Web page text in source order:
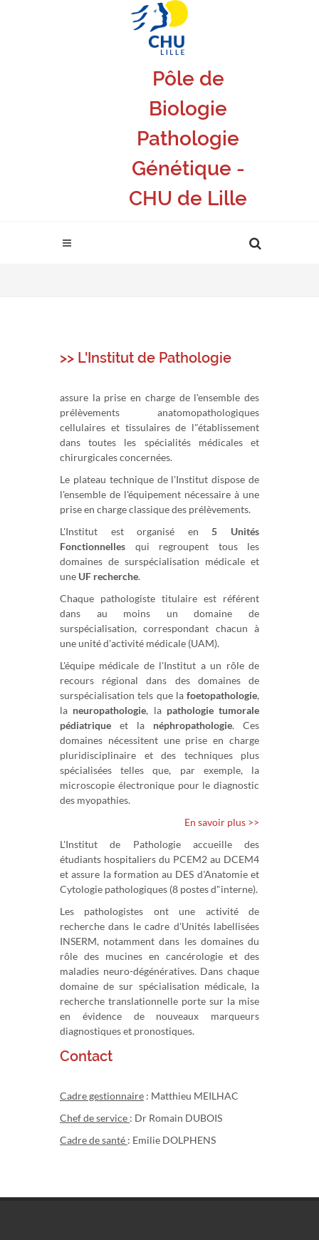
Pôle de
Biologie
Pathologie
Génétique -
CHU de Lille
>> L'Institut de Pathologie
assure la prise en charge de l'ensemble des
prélèvements anatomopathologiques
cellulaires et tissulaires de l"établissement
dans toutes les spécialités médicales et
chirurgicales concernées.
Le plateau technique de l'Institut dispose de
l'ensemble de l'équipement nécessaire à une
prise en charge classique des prélèvements.
L'Institut est organisé en5 Unités
Fonctionnelles qui regroupent tous les
domaines de surspécialisation médicale et
une UF recherche.
Chaque pathologiste titulaire est référent
dans au moins un domaine de
surspécialisation, correspondant chacun à
une unité d'activité médicale (UAM).
L'équipe médicale de l'Institut a un rôle de
recours régional dans des domaines de
surspécialisation tels que la foetopathologie,
la neuropathologie, la pathologie tumorale
pédiatrique et la néphropathologie. Ces
domaines nécessitent une prise en charge
pluridisciplinaire et des techniques plus
spécialisées telles que, par exemple, la
microscopie électronique pour le diagnostic
des myopathies.
En savoir plus >>
L'Institut de Pathologie accueille des
étudiants hospitaliers du PCEM2 au DCEM4
et assure la formation au DES d'Anatomie et
Cytologie pathologiques (8 postes d"interne).
Les pathologistes ont une activité de
recherche dans le cadre d'Unités labellisées
INSERM, notamment dans les domaines du
rôle des mucines en cancérologie et des
maladies neuro-dégénératives. Dans chaque
domaine de sur spécialisation médicale, la
recherche translationnelle porte sur la mise
en évidence de nouveaux marqueurs
diagnostiques et pronostiques.
Contact
Cadre gestionnaire : Matthieu MEILHAC
Chef de service : Dr Romain DUBOIS
Cadre de santé : Emilie DOLPHENS